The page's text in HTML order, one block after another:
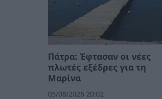
Πάτρα: Έφτασαν οι νέες
πλωτές εξέδρες για τη
Μαρίνα
05/08/2026 20:02